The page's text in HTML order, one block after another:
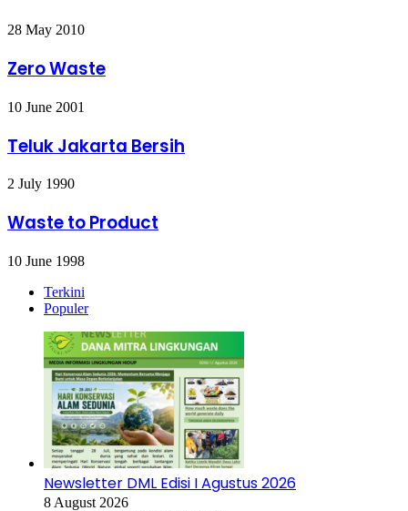
28 May 2010
Zero Waste
10 June 2001
Teluk Jakarta Bersih
2 July 1990
Waste to Product
10 June 1998
Terkini
Populer
Newsletter DML Edisi I Agustus 2026
8 August 2026